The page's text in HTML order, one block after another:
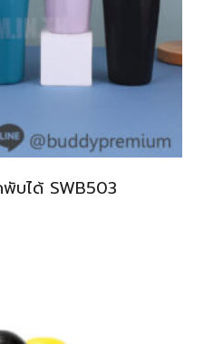
บได้ SWB503